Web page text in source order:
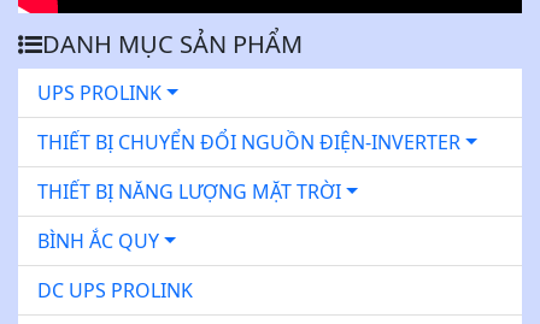
DANH MỤC SẢN PHẨM
UPS PROLINK
THIẾT BỊ CHUYỂN ĐỔI NGUỒN ĐIỆN-INVERTER
THIẾT BỊ NĂNG LƯỢNG MẶT TRỜI
BÌNH ẮC QUY
DC UPS PROLINK